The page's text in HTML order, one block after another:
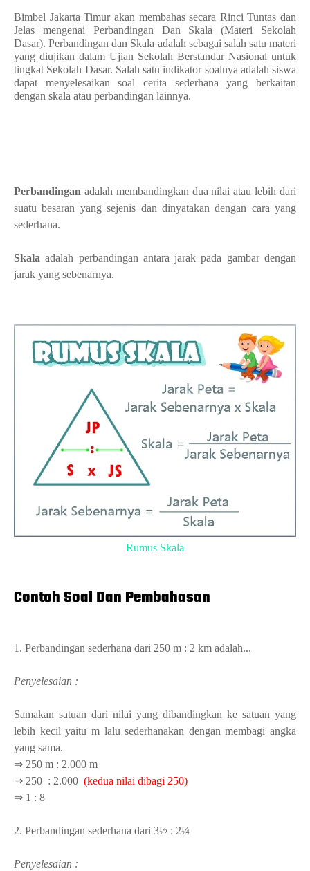
Bimbel Jakarta Timur akan membahas secara Rinci Tuntas dan
Jelas mengenai Perbandingan Dan Skala (Materi Sekolah
Dasar). Perbandingan dan Skala adalah sebagai salah satu materi
yang diujikan dalam Ujian Sekolah Berstandar Nasional untuk
tingkat Sekolah Dasar. Salah satu indikator soalnya adalah siswa
dapat menyelesaikan soal cerita sederhana yang berkaitan
dengan skala atau perbandingan lainnya.
Perbandingan adalah membandingkan dua nilai atau lebih dari
suatu besaran yang sejenis dan dinyatakan dengan cara yang
sederhana.
Skala adalah perbandingan antara jarak pada gambar dengan
jarak yang sebenarnya.
Rumus Skala
Contoh Soal Dan Pembahasan
1. Perbandingan sederhana dari 250 m : 2 km adalah...
Penyelesaian :
Samakan satuan dari nilai yang dibandingkan ke satuan yang
lebih kecil yaitu m lalu sederhanakan dengan membagi angka
yang sama.
⇒ 250 m : 2.000 m
⇒ 250 : 2.000 (kedua nilai dibagi 250)
⇒ 1 : 8
2. Perbandingan sederhana dari 3½ : 2¼
Penyelesaian :